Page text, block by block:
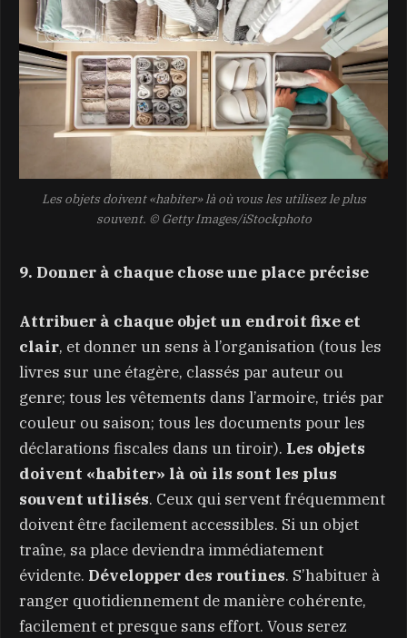
Les objets doivent «habiter» là où vous les utilisez le plus
souvent. © Getty Images/iStockphoto
9. Donner à chaque chose une place précise
Attribuer à chaque objet un endroit fixe et
clair, et donner un sens à l’organisation (tous les
livres sur une étagère, classés par auteur ou
genre; tous les vêtements dans l’armoire, triés par
couleur ou saison; tous les documents pour les
déclarations fiscales dans un tiroir). Les objets
doivent «habiter» là où ils sont les plus
souvent utilisés. Ceux qui servent fréquemment
doivent être facilement accessibles. Si un objet
traîne, sa place deviendra immédiatement
évidente. Développer des routines. S’habituer à
ranger quotidiennement de manière cohérente,
facilement et presque sans effort. Vous serez